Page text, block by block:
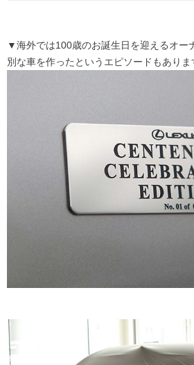
▼海外では100歳のお誕生日を迎えるオー
別な車を作ったというエピソードもありま